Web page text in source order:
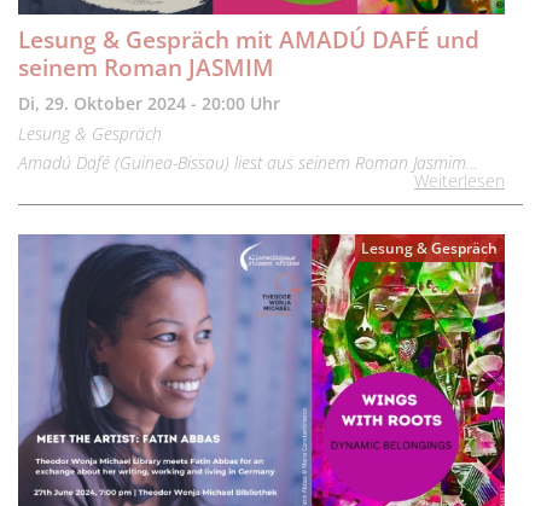
Lesung & Gespräch mit AMADÚ DAFÉ und
seinem Roman JASMIM
Di, 29. Oktober 2024 - 20:00 Uhr
Lesung & Gespräch
Amadú Dafé (Guinea-Bissau) liest aus seinem Roman Jasmim…
Weiterlesen
Lesung & Gespräch